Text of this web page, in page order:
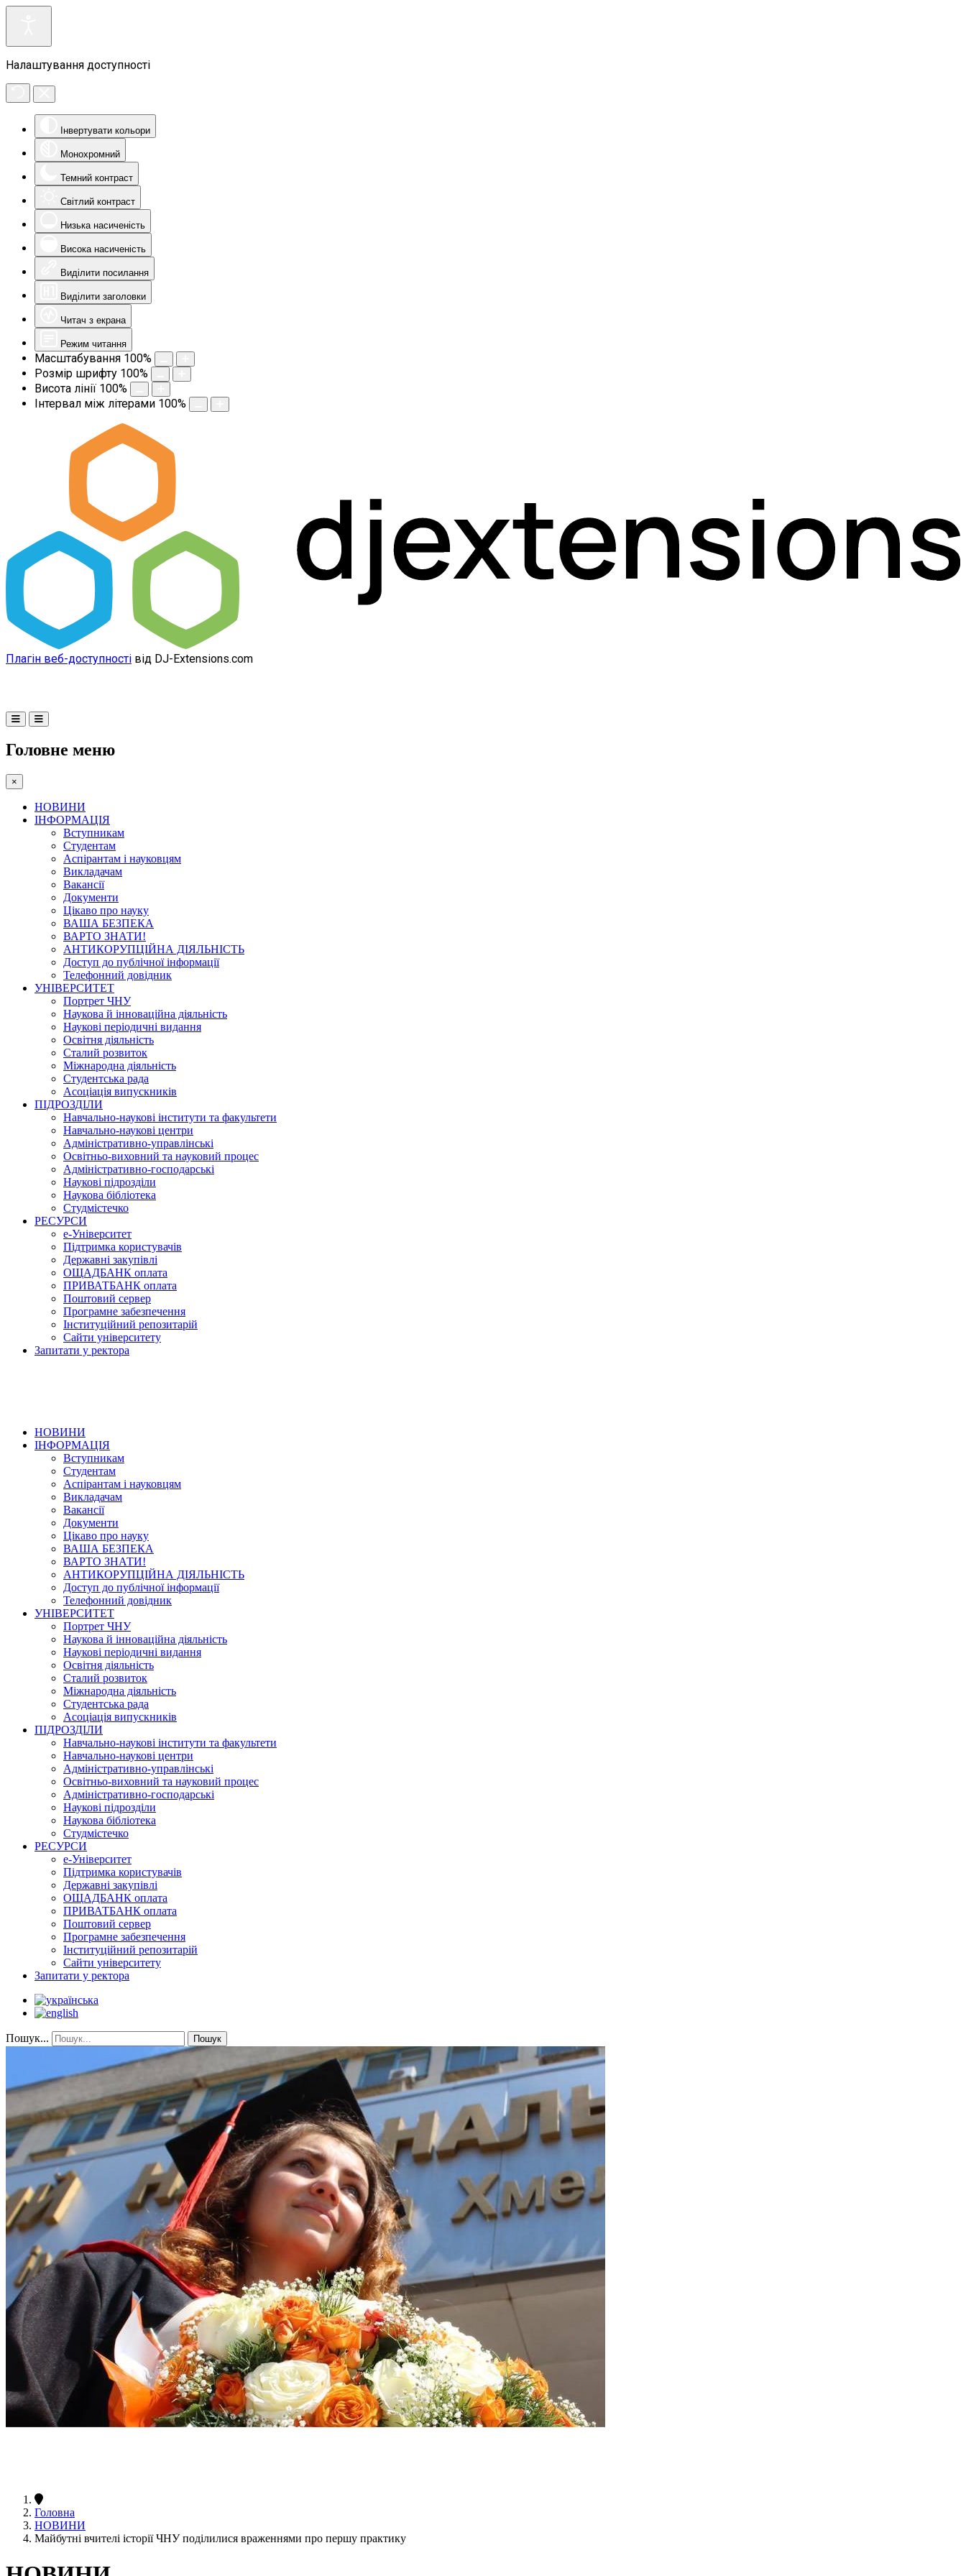
Налаштування доступності
Інвертувати кольори
Монохромний
Темний контраст
Світлий контраст
Низька насиченість
Висока насиченість
Виділити посилання
Виділити заголовки
Читач з екрана
Режим читання
Масштабування 100%
Розмір шрифту 100%
Висота лінії 100%
Інтервал між літерами 100%
Плагін веб-доступності від DJ-Extensions.com
Головне меню
×
НОВИНИ
ІНФОРМАЦІЯ
Вступникам
Студентам
Аспірантам і науковцям
Викладачам
Вакансії
Документи
Цікаво про науку
ВАША БЕЗПЕКА
ВАРТО ЗНАТИ!
АНТИКОРУПЦІЙНА ДІЯЛЬНІСТЬ
Доступ до публічної інформації
Телефонний довідник
УНІВЕРСИТЕТ
Портрет ЧНУ
Наукова й інноваційна діяльність
Наукові періодичні видання
Освітня діяльність
Сталий розвиток
Міжнародна діяльність
Студентська рада
Асоціація випускників
ПІДРОЗДІЛИ
Навчально-наукові інститути та факультети
Навчально-наукові центри
Адміністративно-управлінські
Освітньо-виховний та науковий процес
Адміністративно-господарські
Наукові підрозділи
Наукова бібліотека
Студмістечко
РЕСУРСИ
е-Університет
Підтримка користувачів
Державні закупівлі
ОЩАДБАНК оплата
ПРИВАТБАНК оплата
Поштовий сервер
Програмне забезпечення
Інституційний репозитарій
Сайти університету
Запитати у ректора
НОВИНИ
ІНФОРМАЦІЯ
Вступникам
Студентам
Аспірантам і науковцям
Викладачам
Вакансії
Документи
Цікаво про науку
ВАША БЕЗПЕКА
ВАРТО ЗНАТИ!
АНТИКОРУПЦІЙНА ДІЯЛЬНІСТЬ
Доступ до публічної інформації
Телефонний довідник
УНІВЕРСИТЕТ
Портрет ЧНУ
Наукова й інноваційна діяльність
Наукові періодичні видання
Освітня діяльність
Сталий розвиток
Міжнародна діяльність
Студентська рада
Асоціація випускників
ПІДРОЗДІЛИ
Навчально-наукові інститути та факультети
Навчально-наукові центри
Адміністративно-управлінські
Освітньо-виховний та науковий процес
Адміністративно-господарські
Наукові підрозділи
Наукова бібліотека
Студмістечко
РЕСУРСИ
е-Університет
Підтримка користувачів
Державні закупівлі
ОЩАДБАНК оплата
ПРИВАТБАНК оплата
Поштовий сервер
Програмне забезпечення
Інституційний репозитарій
Сайти університету
Запитати у ректора
Пошук... Пошук
Головна
НОВИНИ
Майбутні вчителі історії ЧНУ поділилися враженнями про першу практику